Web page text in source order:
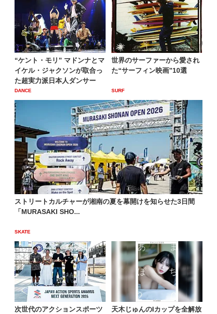
“ケント・モリ” マドンナとマ
イケル・ジャクソンが取合っ
た超実力派日本人ダンサー
DANCE
世界のサーファーから愛され
た“サーフィン映画”10選
SURF
ストリートカルチャーが湘南の夏を幕開けを知らせた3日間
「MURASAKI SHO...
SKATE
次世代のアクションスポーツ
天木じゅんのIカップを全解放